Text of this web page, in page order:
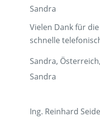
Sandra
Vielen Dank für
schnelle
Sandra,
Sandra
Ing. Reinhard